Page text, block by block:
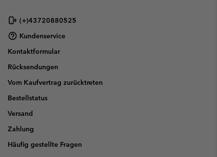
(+)43720880525
Kundenservice
Kontaktformular
Rücksendungen
Vom Kaufvertrag zurücktreten
Bestellstatus
Versand
Zahlung
Häufig gestellte Fragen